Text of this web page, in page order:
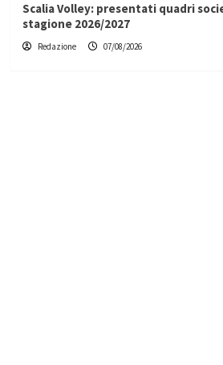
Scalia Volley: presentati quadri
stagione 2026/2027
Redazione 07/08/2026